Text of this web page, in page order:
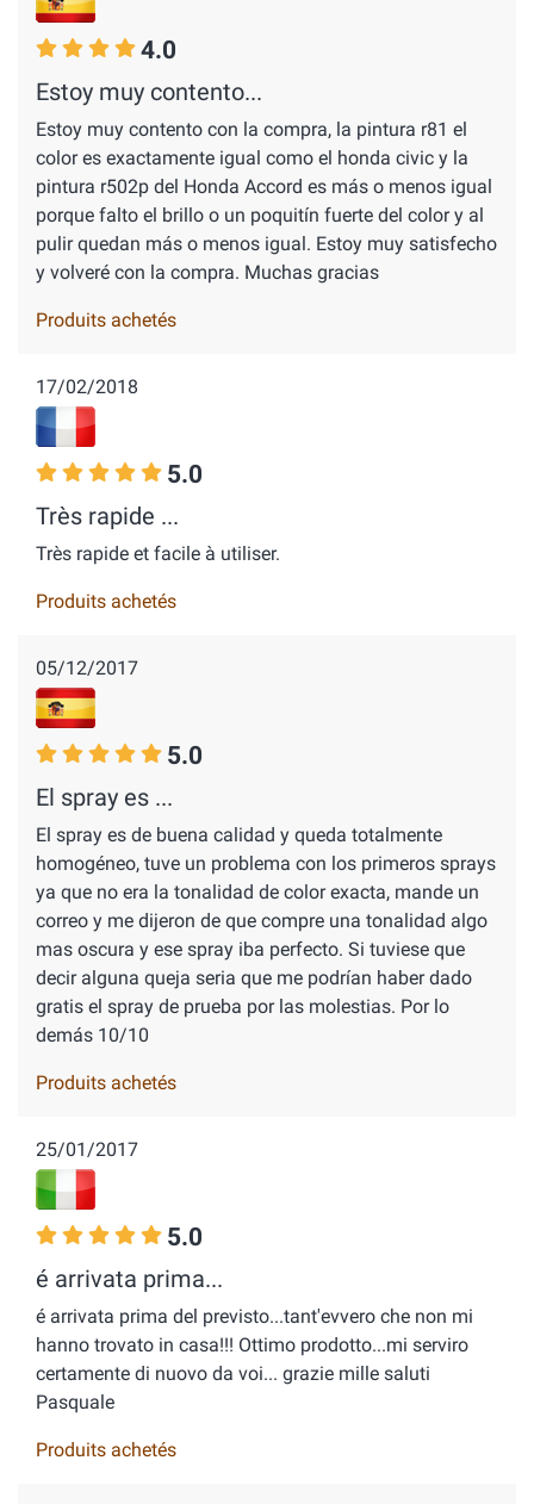
4.0
Estoy muy contento...
Estoy muy contento con la compra, la pintura r81 el
color es exactamente igual como el honda civic y la
pintura r502p del Honda Accord es más o menos igual
porque falto el brillo o un poquitín fuerte del color y al
pulir quedan más o menos igual. Estoy muy satisfecho
y volveré con la compra. Muchas gracias
Produits achetés
17/02/2018
5.0
Très rapide ...
Très rapide et facile à utiliser.
Produits achetés
05/12/2017
5.0
El spray es ...
El spray es de buena calidad y queda totalmente
homogéneo, tuve un problema con los primeros sprays
ya que no era la tonalidad de color exacta, mande un
correo y me dijeron de que compre una tonalidad algo
mas oscura y ese spray iba perfecto. Si tuviese que
decir alguna queja seria que me podrían haber dado
gratis el spray de prueba por las molestias. Por lo
demás 10/10
Produits achetés
25/01/2017
5.0
é arrivata prima...
é arrivata prima del previsto...tant'evvero che non mi
hanno trovato in casa!!! Ottimo prodotto...mi serviro
certamente di nuovo da voi... grazie mille saluti
Pasquale
Produits achetés